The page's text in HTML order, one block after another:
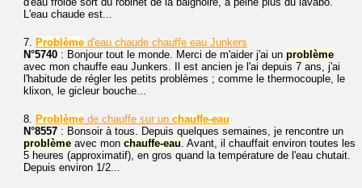
L'eau chaude est...
7. Problème d'eau chaude chauffe eau Junkers
N°5740 : Bonjour tout le monde. Merci de m'aider j'ai un problème
avec mon chauffe eau Junkers. Il est ancien je l'ai depuis 7 ans, j'ai
l'habitude de régler les petits problèmes ; comme le thermocouple, le
klixon, le gicleur bouche...
8. Problème de chauffe sur un chauffe-eau
N°8557 : Bonsoir à tous. Depuis quelques semaines, je rencontre un
problème avec mon chauffe-eau . Avant, il chauffait environ toutes les
5 heures (approximatif), en gros quand la température de l'eau chutait.
Depuis environ 1/2...